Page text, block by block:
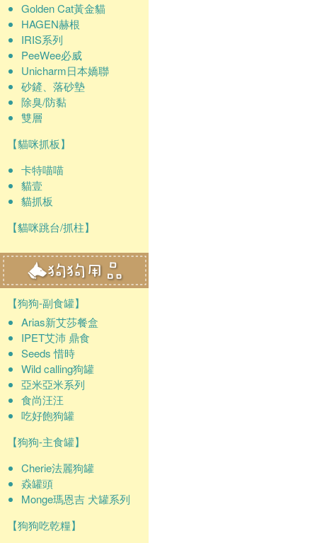
Golden Cat黃金貓
HAGEN赫根
IRIS系列
PeeWee必威
Unicharm日本嬌聯
砂鏟、落砂墊
除臭/防黏
雙層
【貓咪抓板】
卡特喵喵
貓壹
貓抓板
【貓咪跳台/抓柱】
【狗狗-副食罐】
Arias新艾莎餐盒
IPET艾沛 鼎食
Seeds 惜時
Wild calling狗罐
亞米亞米系列
食尚汪汪
吃好飽狗罐
【狗狗-主食罐】
Cherie法麗狗罐
猋罐頭
Monge瑪恩吉 犬罐系列
【狗狗吃乾糧】